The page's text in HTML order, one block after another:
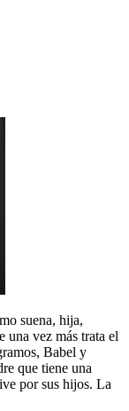
suena, hija,
vez más trata el
Babel y
que tiene una
por sus hijos. La